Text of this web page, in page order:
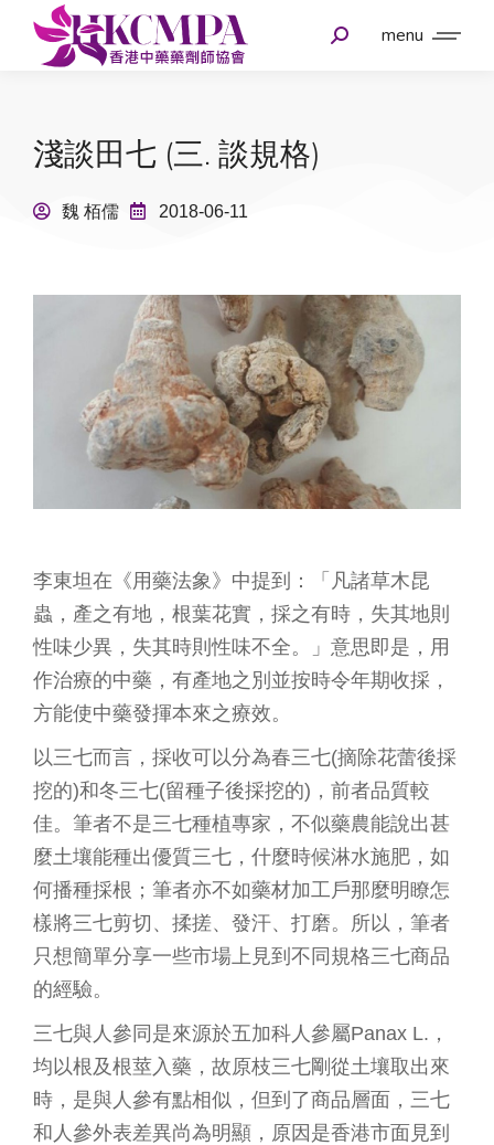
menu
淺談田七 (三. 談規格)
魏 栢儒 2018-06-11
李東坦在《用藥法象》中提到：「凡諸草木昆
蟲，產之有地，根葉花實，採之有時，失其地則
性味少異，失其時則性味不全。」意思即是，用
作治療的中藥，有產地之別並按時令年期收採，
方能使中藥發揮本來之療效。
以三七而言，採收可以分為春三七(摘除花蕾後採
挖的)和冬三七(留種子後採挖的)，前者品質較
佳。筆者不是三七種植專家，不似藥農能說出甚
麼土壤能種出優質三七，什麼時候淋水施肥，如
何播種採根；筆者亦不如藥材加工戶那麼明瞭怎
樣將三七剪切、揉搓、發汗、打磨。所以，筆者
只想簡單分享一些市場上見到不同規格三七商品
的經驗。
三七與人參同是來源於五加科人參屬Panax L.，
均以根及根莖入藥，故原枝三七剛從土壤取出來
時，是與人參有點相似，但到了商品層面，三七
和人參外表差異尚為明顯，原因是香港市面見到